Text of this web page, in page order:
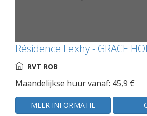
Résidence Lexhy - GRACE
RVT ROB
Maandelijkse huur vanaf: 45,9 €
MEER INFORMATIE